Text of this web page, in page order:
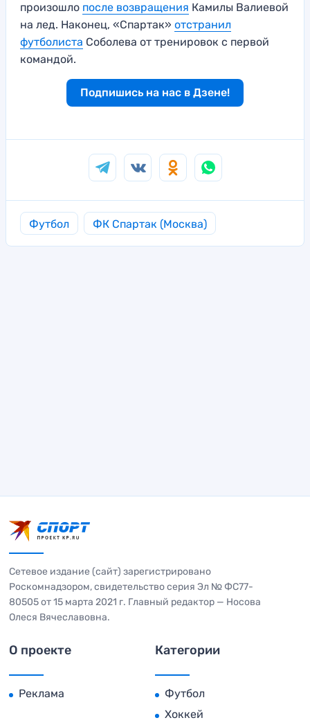
произошло после возвращения Камилы Валиевой
на лед. Наконец, «Спартак» отстранил
футболиста Соболева от тренировок с первой
командой.
Подпишись на нас в Дзене!
Футбол ФК Спартак (Москва)
Сетевое издание (сайт) зарегистрировано
Роскомнадзором, свидетельство серия Эл № ФС77-
80505 от 15 марта 2021 г. Главный редактор — Носова
Олеся Вячеславовна.
О проекте
Реклама
Категории
Футбол
Хоккей